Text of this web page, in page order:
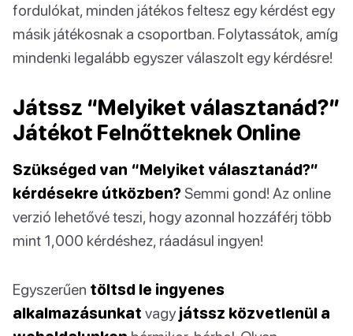
fordulókat, minden játékos feltesz egy kérdést egy
másik játékosnak a csoportban. Folytassátok, amíg
mindenki legalább egyszer válaszolt egy kérdésre!
Játssz “Melyiket választanád?”
Játékot Felnőtteknek Online
Szükséged van “Melyiket választanád?”
kérdésekre útközben? Semmi gond! Az online
verzió lehetővé teszi, hogy azonnal hozzáférj több
mint 1,000 kérdéshez, ráadásul ingyen!
Egyszerűen töltsd le ingyenes
alkalmazásunkat vagy játssz közvetlenül a